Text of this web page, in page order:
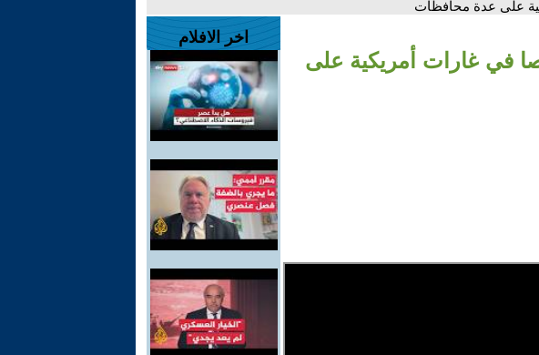
أكثر من 58 شخصا في غارات أمريكية على
اخر الافلام